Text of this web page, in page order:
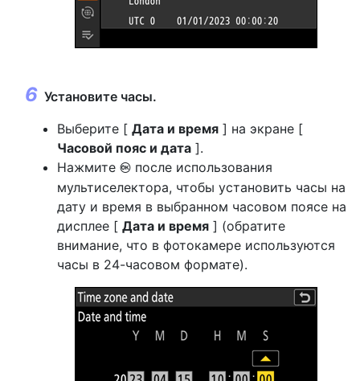
Установите часы.
Выберите [ Дата и время ] на экране [
Часовой пояс и дата ].
Нажмите J после использования
мультиселектора, чтобы установить часы на
дату и время в выбранном часовом поясе на
дисплее [ Дата и время ] (обратите
внимание, что в фотокамере используются
часы в 24-часовом формате).